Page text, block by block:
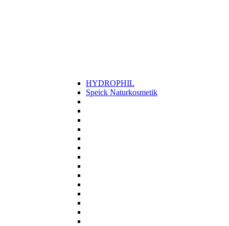
HYDROPHIL
Speick Naturkosmetik